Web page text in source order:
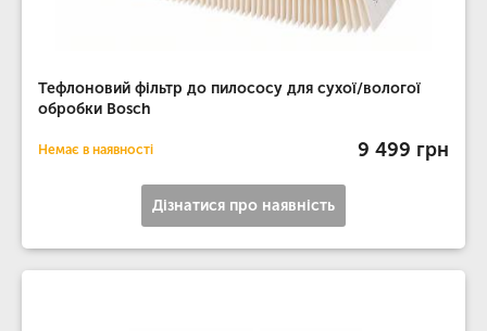
Тефлоновий фільтр до пилососу для сухої/вологої
обробки Bosch
Немає в наявності 9 499 грн
Дізнатися про наявність